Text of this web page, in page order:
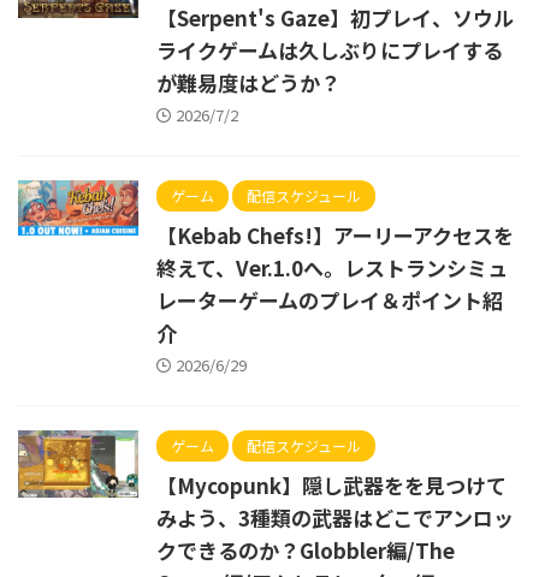
【Serpent's Gaze】初プレイ、ソウル
ライクゲームは久しぶりにプレイする
が難易度はどうか？
2026/7/2
ゲーム 配信スケジュール
【Kebab Chefs!】アーリーアクセスを
終えて、Ver.1.0へ。レストランシミュ
レーターゲームのプレイ＆ポイント紹
介
2026/6/29
ゲーム 配信スケジュール
【Mycopunk】隠し武器をを見つけて
みよう、3種類の武器はどこでアンロッ
クできるのか？Globbler編/The